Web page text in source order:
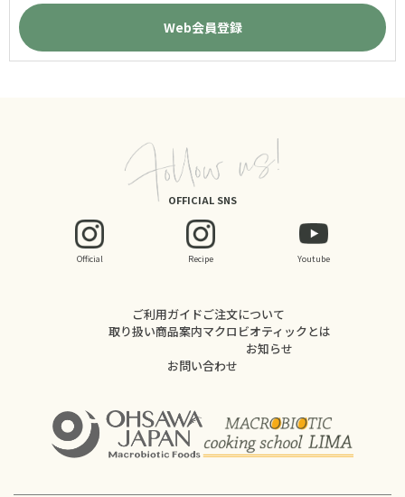
OFFICIAL SNS
Official Recipe Youtube
ご利用ガイドご注文について
取り扱い商品案内マクロビオティックとは
お知らせ
お問い合わせ